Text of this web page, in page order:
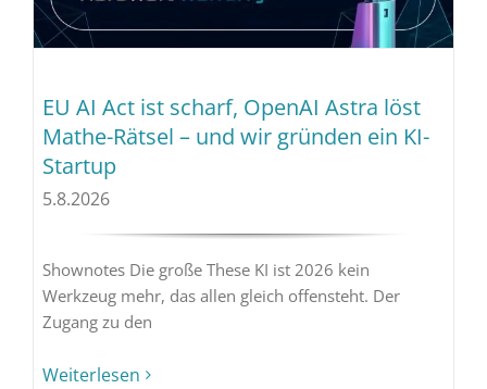
EU AI Act ist scharf, OpenAI Astra löst
Mathe-Rätsel – und wir gründen ein KI-
Startup
5.8.2026
Shownotes Die große These KI ist 2026 kein
Werkzeug mehr, das allen gleich offensteht. Der
Zugang zu den
Weiterlesen